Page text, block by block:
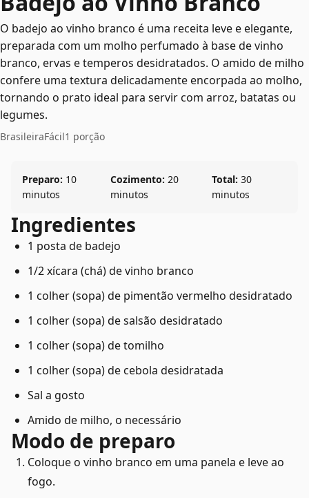
O badejo ao vinho branco é uma receita leve e elegante,
preparada com um molho perfumado à base de vinho
branco, ervas e temperos desidratados. O amido de milho
confere uma textura delicadamente encorpada ao molho,
tornando o prato ideal para servir com arroz, batatas ou
legumes.
BrasileiraFácil1 porção
Preparo: 10
minutos
Cozimento: 20
minutos
Total: 30
minutos
Ingredientes
1 posta de badejo
1/2 xícara (chá) de vinho branco
1 colher (sopa) de pimentão vermelho desidratado
1 colher (sopa) de salsão desidratado
1 colher (sopa) de tomilho
1 colher (sopa) de cebola desidratada
Sal a gosto
Amido de milho, o necessário
Modo de preparo
Coloque o vinho branco em uma panela e leve ao
fogo.